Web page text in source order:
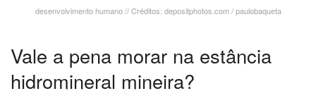
desenvolvimento humano // Créditos: depositphotos.com / paulobaqueta
Vale a pena morar na estância
hidromineral mineira?